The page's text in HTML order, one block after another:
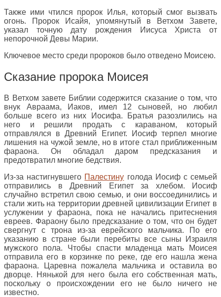
Также ими чтился пророк Илья, который смог вызвать
огонь. Пророк Исайя, упомянутый в Ветхом Завете,
указал точную дату рождения Иисуса Христа от
непорочной Девы Марии.
Ключевое место среди пророков было отведено Моисею.
Сказание пророка Моисея
В Ветхом завете Библии содержится сказание о том, что
внук Авраама, Иаков, имел 12 сыновей, но любил
больше всего из них Иосифа. Братья разозлились на
него и решили продать с караваном, который
отправлялся в Древний Египет. Иосиф терпел многие
лишения на чужой земле, но в итоге стал приближенным
фараона. Он обладал даром предсказания и
предотвратил многие бедствия.
Из-за настигнувшего Палестину голода Иосиф с семьей
отправились в Древний Египет за хлебом. Иосиф
случайно встретил свою семью, и они воссоединились и
стали жить на территории древней цивилизации Египет в
услужении у фараона, пока не начались притеснения
евреев. Фараону было предсказание о том, что он будет
свергнут с трона из-за еврейского мальчика. По его
указанию в стране были перебиты все сыны Израиля
мужского пола. Чтобы спасти младенца мать Моисея
отправила его в корзинке по реке, где его нашла жена
фараона. Царевна пожалела мальчика и оставила во
дворце. Нянькой для него была его собственная мать,
поскольку о происхождении его не было ничего не
известно.